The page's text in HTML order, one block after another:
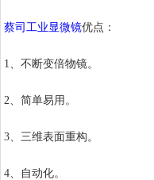
蔡司工业显微镜优点：
1、不断变倍物镜。
2、简单易用。
3、三维表面重构。
4、自动化。